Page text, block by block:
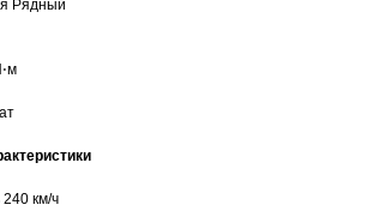
Рядный
240 км/ч